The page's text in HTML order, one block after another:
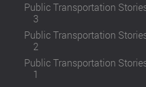
Public Transportation
3
Public Transportation
2
Public Transportation
1